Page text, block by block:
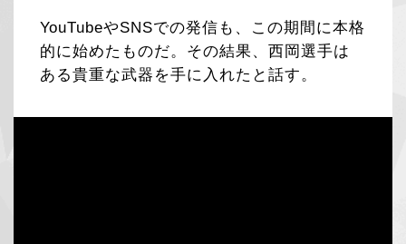
YouTubeやSNSでの発信も、この期間に本格
的に始めたものだ。その結果、西岡選手は
ある貴重な武器を手に入れたと話す。